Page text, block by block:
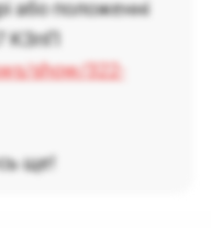
або положенні
КЗпП
show/322-
ще!